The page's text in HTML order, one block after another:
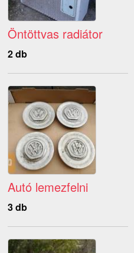
Öntöttvas radiátor
2 db
Autó lemezfelni
3 db